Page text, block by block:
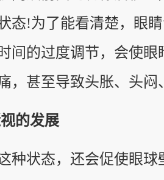
态!为了能看清楚，眼
间的过度调节，会使眼
，甚至导致头胀、头闷
的发展
状态，还会促使眼球